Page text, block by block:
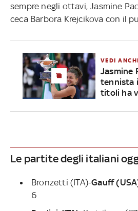
sempre negli ottavi, Jasmine
ceca Barbora Krejcikova con il
VEDI
Jasmine
tennista
titoli ha
Le partite degli italiani
Bronzetti (ITA)-Gauff
6